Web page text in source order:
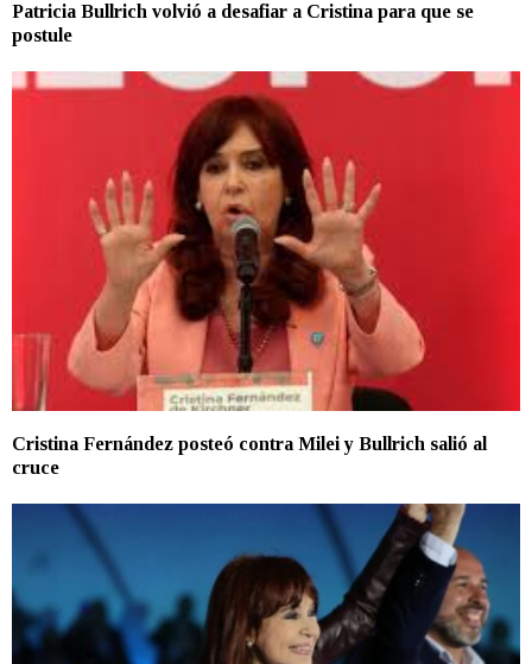
Patricia Bullrich volvió a desafiar a Cristina para que se
postule
Cristina Fernández posteó contra Milei y Bullrich salió al
cruce